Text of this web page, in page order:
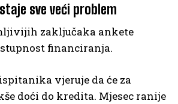
sve veći problem
zaključaka ankete
financiranja.
vjeruje da će za
doći do kredita. Mjesec ranije